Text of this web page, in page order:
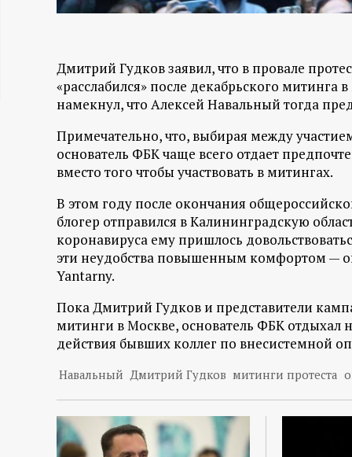
ц
и
о
н
н
ы
й
п
о
р
т
а
Дмитрий Гудков заявил, что в провале
«расслабился» после декабрьского
намекнул, что Алексей Навальный тогда
Примечательно, что, выбирая между
основатель ФБК чаще всего отдает
вместо того чтобы участвовать в митингах.
В этом году после окончания
блогер отправился в Калининградскую
коронавируса ему пришлось
эти неудобства повышенным комфортом —
Yantarny.
Пока Дмитрий Гудков и представители
митинги в Москве, основатель ФБК отдыхал
действия бывших коллег по внесистемной
Навальный Дмитрий Гудков митинги протеста